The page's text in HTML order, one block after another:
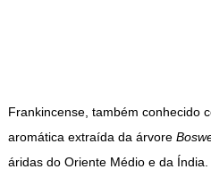
Frankincense, também conhecido
aromática extraída da árvore
áridas do Oriente Médio e da